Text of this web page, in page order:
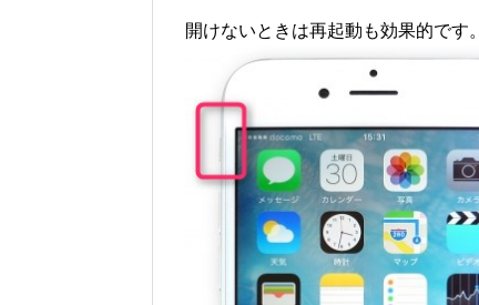
開けないときは再起動も効果的です。